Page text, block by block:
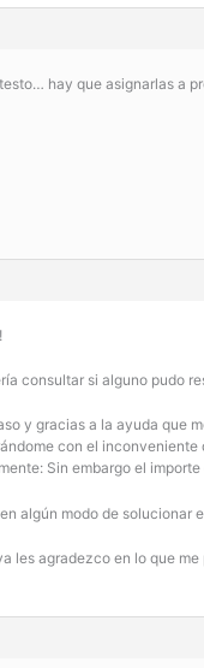
hay que asignarlas a
consultar si alguno pudo
y gracias a la ayuda que
con el inconveniente
Sin embargo el
algún modo de solucionar
les agradezco en lo que